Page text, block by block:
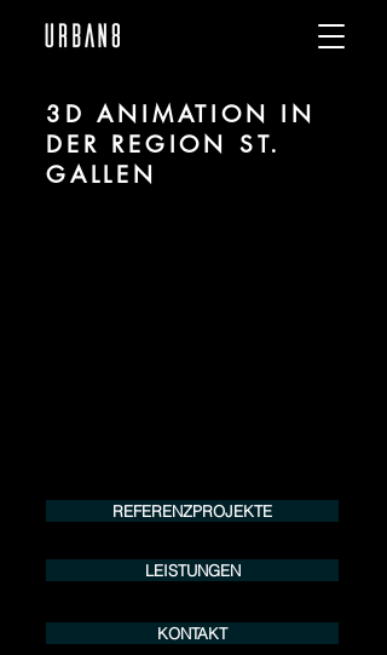
3D ANIMATION IN
DER REGION ST.
GALLEN
REFERENZPROJEKTE
LEISTUNGEN
KONTAKT